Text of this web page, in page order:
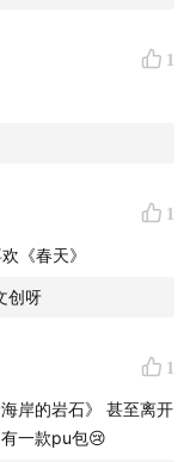
涅克
1
1
《春天》
创呀
1
石》 甚至离开
一款pu包😢